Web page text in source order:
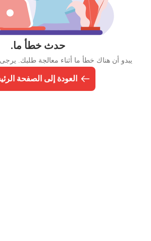
حدث خطأ ما.
يبدو أن هناك خطأ ما أثناء معالجة طلبك.
العودة إلى الصفحة